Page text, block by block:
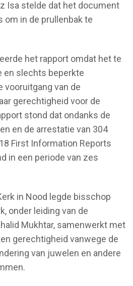
Isa stelde dat het document
om in de prullenbak te
het rapport omdat het te
en slechts beperkte
vooruitgang van de
gerechtigheid voor de
stond dat ondanks de
en de arrestatie van 304
First Information Reports
in een periode van zes
in Nood legde bisschop
onder leiding van de
Mukhtar, samenwerkt met
gerechtigheid vanwege de
van juwelen en andere